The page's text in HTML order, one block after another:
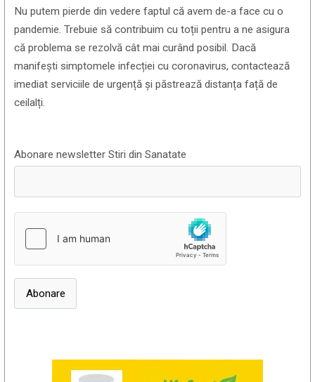
Nu putem pierde din vedere faptul că avem de-a face cu o
pandemie. Trebuie să contribuim cu toții pentru a ne asigura
că problema se rezolvă cât mai curând posibil. Dacă
manifești simptomele infecției cu coronavirus, contactează
imediat serviciile de urgență și păstrează distanța față de
ceilalți.
Abonare newsletter Stiri din Sanatate